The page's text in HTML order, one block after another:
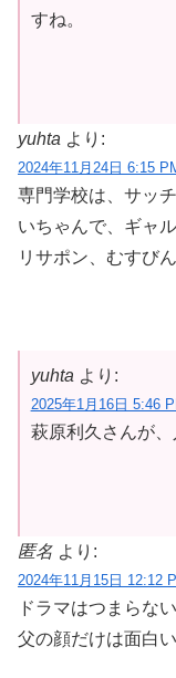
すね。
yuhta より:
2024年11月24日 6:15
専門学校は、サッ
いちゃんで、ギャ
リサポン、むすびん
yuhta より:
2025年1月16日 5:46
萩原利久さんが、
匿名 より:
2024年11月15日 12:12
ドラマはつまらな
父の顔だけは面白